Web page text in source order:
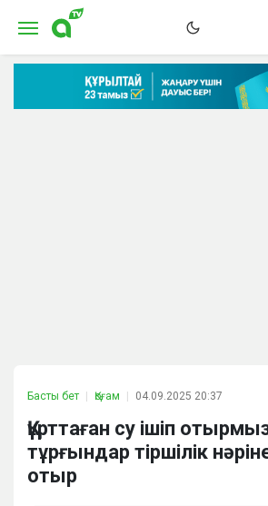
Басты бет Қоғам 04.09.2025 20:37
Құрттаған су ішіп
тұрғындар тіршілік
отыр